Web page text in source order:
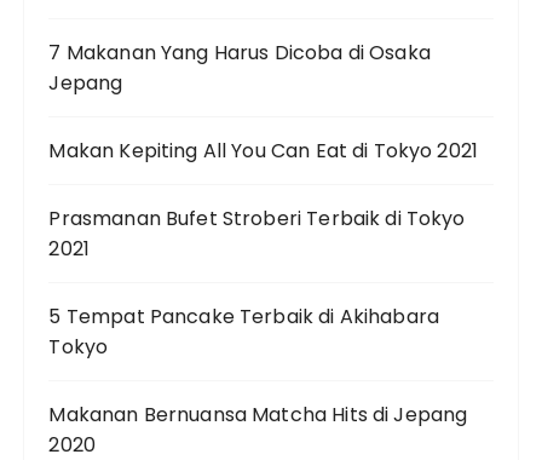
7 Makanan Yang Harus Dicoba di Osaka
Jepang
Makan Kepiting All You Can Eat di Tokyo 2021
Prasmanan Bufet Stroberi Terbaik di Tokyo
2021
5 Tempat Pancake Terbaik di Akihabara
Tokyo
Makanan Bernuansa Matcha Hits di Jepang
2020